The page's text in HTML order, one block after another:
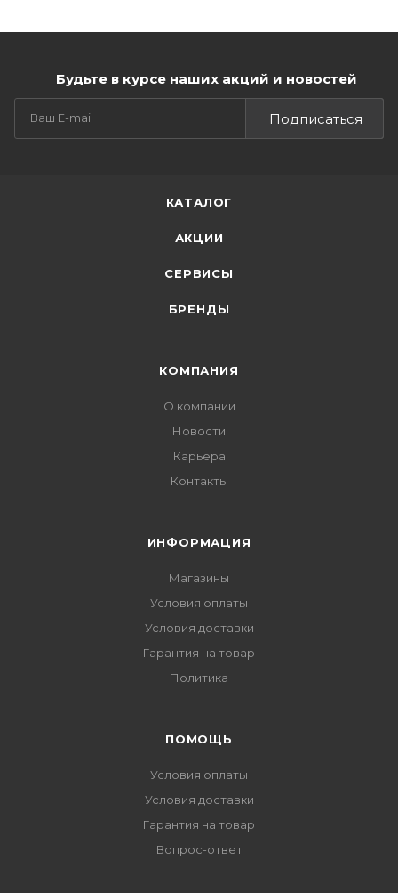
Будьте в курсе наших акций и новостей
Подписаться
КАТАЛОГ
АКЦИИ
СЕРВИСЫ
БРЕНДЫ
КОМПАНИЯ
О компании
Новости
Карьера
Контакты
ИНФОРМАЦИЯ
Магазины
Условия оплаты
Условия доставки
Гарантия на товар
Политика
ПОМОЩЬ
Условия оплаты
Условия доставки
Гарантия на товар
Вопрос-ответ